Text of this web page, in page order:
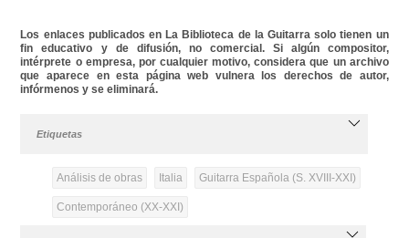
Los enlaces publicados en La Biblioteca de la Guitarra solo tienen un
fin educativo y de difusión, no comercial. Si algún compositor,
intérprete o empresa, por cualquier motivo, considera que un archivo
que aparece en esta página web vulnera los derechos de autor,
infórmenos y se eliminará.
Etiquetas
Análisis de obras Italia Guitarra Española (S. XVIII-XXI)
Contemporáneo (XX-XXI)